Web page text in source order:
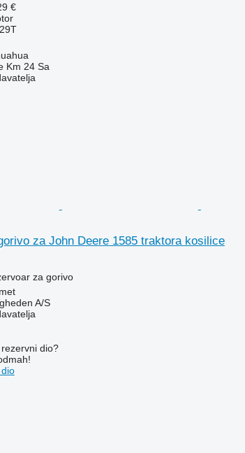
€
Km 24 Sa
za John Deere 1585 traktora kosilice
za gorivo
A/S
dio?